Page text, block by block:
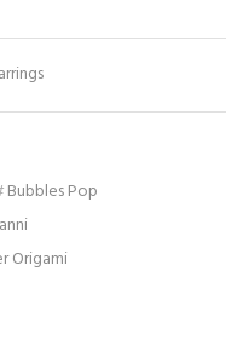
Bubbles Pop
Origami